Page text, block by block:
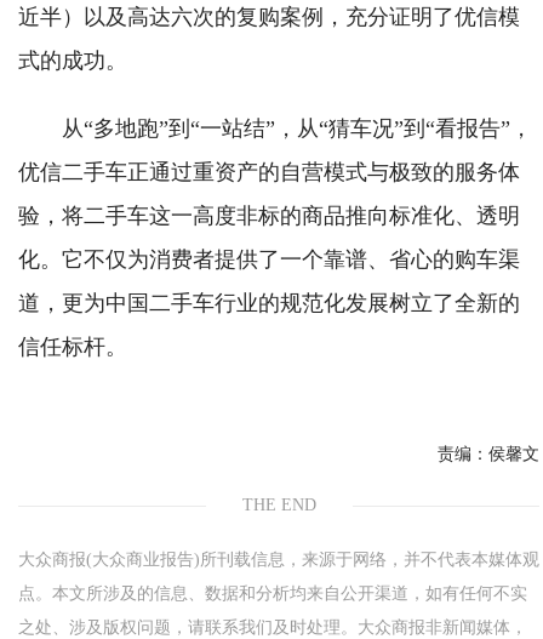
近半）以及高达六次的复购案例，充分证明了优信模
式的成功。
从“多地跑”到“一站结”，从“猜车况”到“看报告”，
优信二手车正通过重资产的自营模式与极致的服务体
验，将二手车这一高度非标的商品推向标准化、透明
化。它不仅为消费者提供了一个靠谱、省心的购车渠
道，更为中国二手车行业的规范化发展树立了全新的
信任标杆。
责编： 侯馨文
THE END
大众商报(大众商业报告)所刊载信息，来源于网络，并不代表本媒体观
点。本文所涉及的信息、数据和分析均来自公开渠道，如有任何不实
之处、涉及版权问题，请联系我们及时处理。大众商报非新闻媒体，